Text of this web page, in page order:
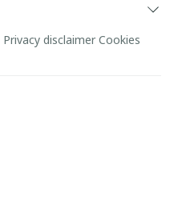
Privacy disclaimer Cookies